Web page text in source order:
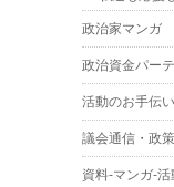
政治家マンガ
政治資金パー
活動のお手伝
議会通信・政
資料-マンガ-